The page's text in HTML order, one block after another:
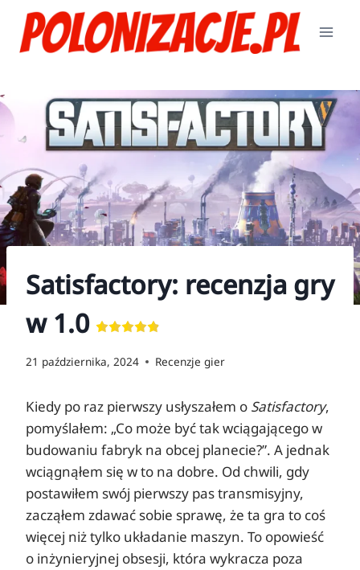
Przejdź
treści
Satisfactory: recenzja gry
w 1.0
21 października, 2024 Recenzje gier
Kiedy po raz pierwszy usłyszałem o Satisfactory,
pomyślałem: „Co może być tak wciągającego w
budowaniu fabryk na obcej planecie?”. A jednak
wciągnąłem się w to na dobre. Od chwili, gdy
postawiłem swój pierwszy pas transmisyjny,
zacząłem zdawać sobie sprawę, że ta gra to coś
więcej niż tylko układanie maszyn. To opowieść
o inżynieryjnej obsesji, która wykracza poza